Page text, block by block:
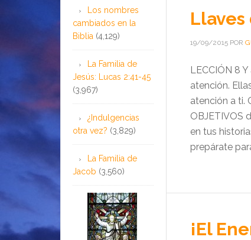
Llaves
19/09/2015 POR
LECCIÓN 8
atención.
atención a ti.
OBJETIVOS
en tus
prepárate
¡El
Los nombres
cambiados en la
Biblia (4,129)
La Familia de
Jesús: Lucas 2:41-45
(3,967)
¿Indulgencias
otra vez? (3,829)
La Familia de
Jacob (3,560)